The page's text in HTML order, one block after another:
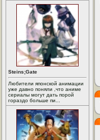
Steins;Gate
Любители японской анимации
уже давно поняли ,что аниме
сериалы могут дать порой
гораздо больше пи...